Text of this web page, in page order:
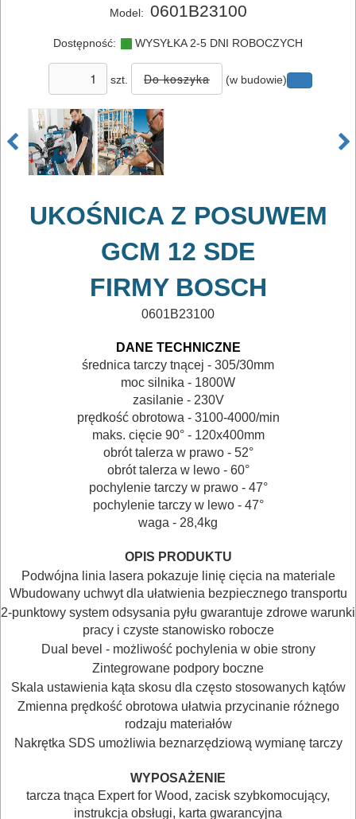
ELEKTRONARZĘDZIA
SIECIOWE
frezarki
udarowe
lutownice
młotowiertarki
udarowe
blach
odkurzacze
opalarki
pilarki
tarczowe
Model: 0601B23100
Dostępność: WYSYŁKA 2-5 DNI ROBOCZYCH
szt. (w budowie)
UKOŚNICA Z POSUWEM
GCM 12 SDE
FIRMY BOSCH
0601B23100
DANE TECHNICZNE
średnica tarczy tnącej - 305/30mm
moc silnika - 1800W
zasilanie - 230V
prędkość obrotowa - 3100-4000/min
maks. cięcie 90° - 120x400mm
obrót talerza w prawo - 52°
obrót talerza w lewo - 60°
pochylenie tarczy w prawo - 47°
pochylenie tarczy w lewo - 47°
waga - 28,4kg
OPIS PRODUKTU
Podwójna linia lasera pokazuje linię cięcia na materiale
Wbudowany uchwyt dla ułatwienia bezpiecznego transportu
2-punktowy system odsysania pyłu gwarantuje zdrowe warunki
pracy i czyste stanowisko robocze
Dual bevel - możliwość pochylenia w obie strony
Zintegrowane podpory boczne
Skala ustawienia kąta skosu dla często stosowanych kątów
Zmienna prędkość obrotowa ułatwia przycinanie różnego
rodzaju materiałów
Nakrętka SDS umożliwia beznarzędziową wymianę tarczy
WYPOSAŻENIE
tarcza tnąca Expert for Wood, zacisk szybkomocujący,
instrukcja obsługi, karta gwarancyjna